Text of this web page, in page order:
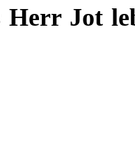
Herr Jot